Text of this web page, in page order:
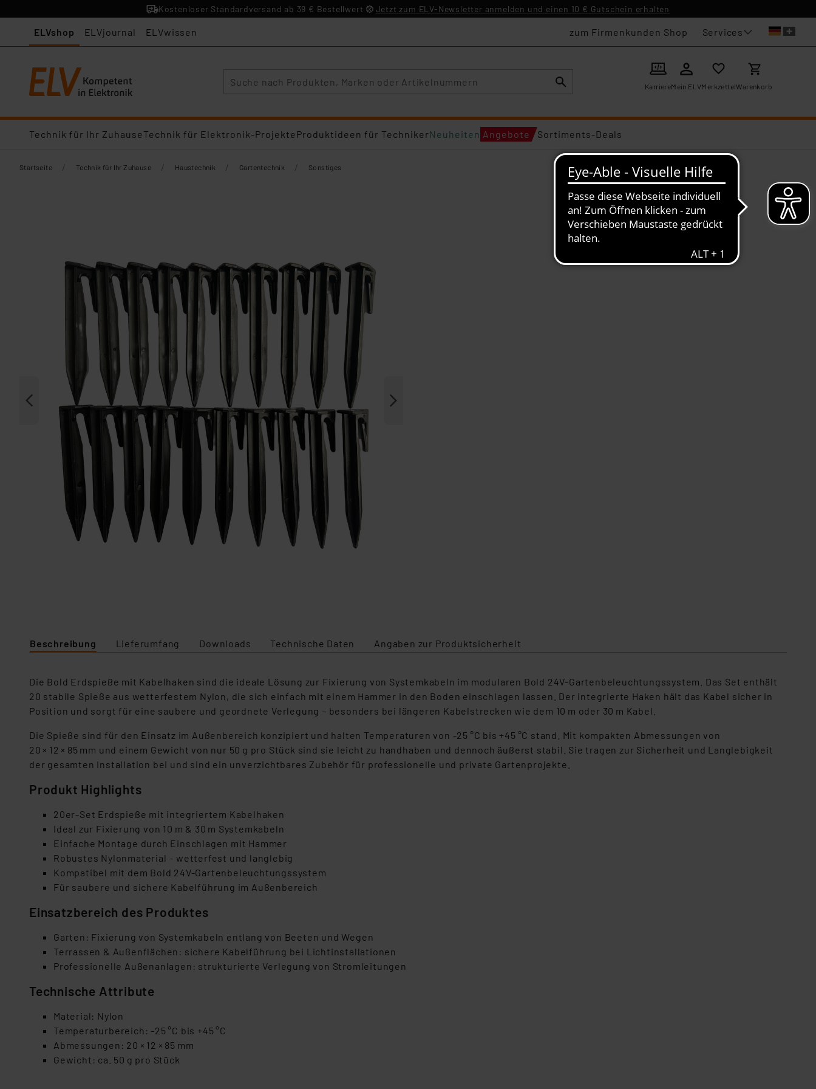
Kostenloser Standardversand ab 39 € Bestellwert Jetzt zum ELV-Newsletter anmelden und einen 10 € Gutschein erhalten
ELVshop ELVjournal ELVwissen zum Firmenkunden Shop Services
KarriereMein ELVMerkzettelWarenkorb
Technik für Ihr ZuhauseTechnik für Elektronik-ProjekteProduktideen für TechnikerNeuheiten Angebote Sortiments-Deals
Startseite / Technik für Ihr Zuhause / Haustechnik / Gartentechnik / Sonstiges
Beschreibung Lieferumfang Downloads Technische Daten Angaben zur Produktsicherheit
Die Bold Erdspieße mit Kabelhaken sind die ideale Lösung zur Fixierung von Systemkabeln im modularen Bold 24V-Gartenbeleuchtungssystem. Das Set enthält
20 stabile Spieße aus wetterfestem Nylon, die sich einfach mit einem Hammer in den Boden einschlagen lassen. Der integrierte Haken hält das Kabel sicher in
Position und sorgt für eine saubere und geordnete Verlegung – besonders bei längeren Kabelstrecken wie dem 10 m oder 30 m Kabel.
Die Spieße sind für den Einsatz im Außenbereich konzipiert und halten Temperaturen von -25 °C bis +45 °C stand. Mit kompakten Abmessungen von
20 × 12 × 85 mm und einem Gewicht von nur 50 g pro Stück sind sie leicht zu handhaben und dennoch äußerst stabil. Sie tragen zur Sicherheit und Langlebigkeit
der gesamten Installation bei und sind ein unverzichtbares Zubehör für professionelle und private Gartenprojekte.
Produkt Highlights
20er-Set Erdspieße mit integriertem Kabelhaken
Ideal zur Fixierung von 10 m & 30 m Systemkabeln
Einfache Montage durch Einschlagen mit Hammer
Robustes Nylonmaterial – wetterfest und langlebig
Kompatibel mit dem Bold 24V-Gartenbeleuchtungssystem
Für saubere und sichere Kabelführung im Außenbereich
Einsatzbereich des Produktes
Garten: Fixierung von Systemkabeln entlang von Beeten und Wegen
Terrassen & Außenflächen: sichere Kabelführung bei Lichtinstallationen
Professionelle Außenanlagen: strukturierte Verlegung von Stromleitungen
Technische Attribute
Material: Nylon
Temperaturbereich: -25 °C bis +45 °C
Abmessungen: 20 × 12 × 85 mm
Gewicht: ca. 50 g pro Stück